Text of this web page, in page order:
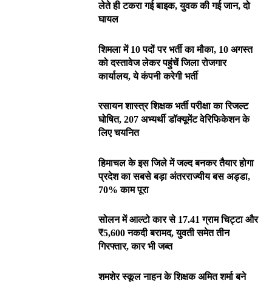
लेते ही टकरा गई बाइक, युवक की गई जान, दो
घायल
शिमला में 10 पदों पर भर्ती का मौका, 10 अगस्त
को दस्तावेज लेकर पहुंचें जिला रोजगार
कार्यालय, ये कंपनी करेगी भर्ती
रसायन शास्त्र शिक्षक भर्ती परीक्षा का रिजल्ट
घोषित, 207 अभ्यर्थी डॉक्यूमेंट वेरिफिकेशन के
लिए चयनित
हिमाचल के इस जिले में जल्द बनकर तैयार होगा
प्रदेश का सबसे बड़ा अंतरराज्यीय बस अड्डा,
70% काम पूरा
सोलन में आल्टो कार से 17.41 ग्राम चिट्टा और
₹5,600 नकदी बरामद, युवती समेत तीन
गिरफ्तार, कार भी जब्त
शमशेर स्कूल नाहन के शिक्षक अमित शर्मा बने